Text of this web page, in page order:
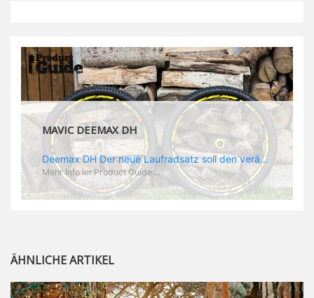
MAVIC DEEMAX DH
Deemax DH Der neue Laufradsatz soll den veränderten Ansprüchen im Downhill Einsatz gerecht werden: die Geschwindigkeiten werden immer höher, die Kräfte, die aufs Material wirken ebenfalls. Damit steigen natürlich auch die Ansprüche der Fahrer ans Material. Das einzige, was eventuell niedriger wird, ist der Reifendruck. Somit ergibt sich der Anforderungskatalog an das Deemax-Update. Hier ist das Ergebnis: - der Laufradsatz bekam eine neue Felge mit 28 mm Innenbreite. Laut Scott Sharples ist das der beste Kompromiss aus Stabilität, Gewicht und Steifigkeit, vor allem aber passt diese Breite am besten zu den Reifen, die aktuell auf dem Markt sind und im Renneinsatz gefahren werden. Es gehe auch breite und schmaler, 28 mm hätten sich aber im Test als Optimum herausgestellt. - mit einem 4D-Fertigungsprozess wurde die Materialverteilung optimiert: Stabilität dort, wo sie erforderlich ist, Gewichtsersparnis da, wo es Sinn macht. Somit gibt Mavic eine GGewichtsersparnis von 15 % an, ohne an Stabilität einzubüßen - neue, ultraleichte „double butted“ Speichen und ein super effizienter Freilauf - Mavics bewährtes UST System für perfekte Kompatibilität mit Tubeless Reifen - Gewicht (Laufradset): 1944 g)
Mehr Info im Product Guide ...
ÄHNLICHE ARTIKEL